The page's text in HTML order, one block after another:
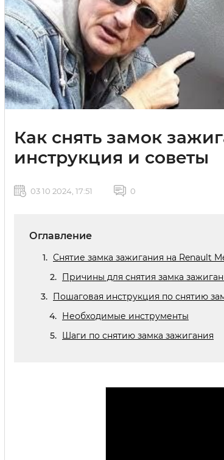
Как снять замок
инструкция и советы
03 10 2024, 17:51 0
Оглавление
Снятие замка зажигания на Renault
Причины для снятия замка
Пошаговая инструкция по снятию
Необходимые инструменты
Шаги по снятию замка зажигания